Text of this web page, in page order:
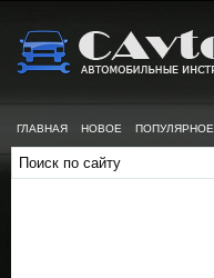
ГЛАВНАЯ НОВОЕ ПОПУЛЯРНОЕ